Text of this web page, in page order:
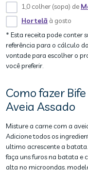
1,0 colher (sopa) de
Hortelã à gosto
* Esta receita pode conter
referência para o cálculo
vontade para escolher o
você preferir.
Como fazer
Aveia Assado
Misture a carne com a
Adicione todos os
ultimo acrescente a
faça uns furos na batata e
alta no microondas.